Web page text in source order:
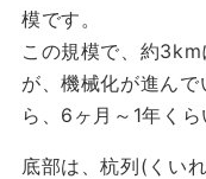
模です。
この規模で、約
が、機械化が進ん
ら、6ヶ月～1年くら
底部は、杭列(くい